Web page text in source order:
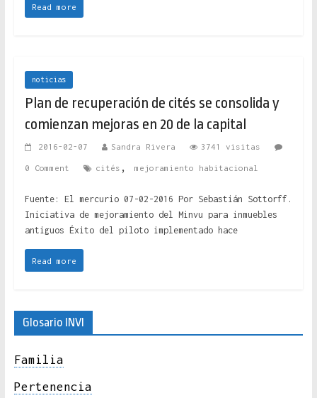
Read more
noticias
Plan de recuperación de cités se consolida y
comienzan mejoras en 20 de la capital
2016-02-07 Sandra Rivera 3741 visitas
0 Comment cités , mejoramiento habitacional
Fuente: El mercurio 07-02-2016 Por Sebastián Sottorff.
Iniciativa de mejoramiento del Minvu para inmuebles
antiguos Éxito del piloto implementado hace
Read more
Glosario INVI
Familia
Pertenencia